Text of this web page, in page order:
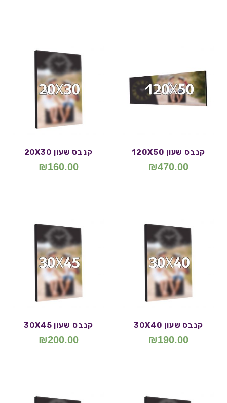
קנבס שעון 120X50
₪470.00
קנבס שעון 20X30
₪160.00
קנבס שעון 30X40
₪190.00
קנבס שעון 30X45
₪200.00